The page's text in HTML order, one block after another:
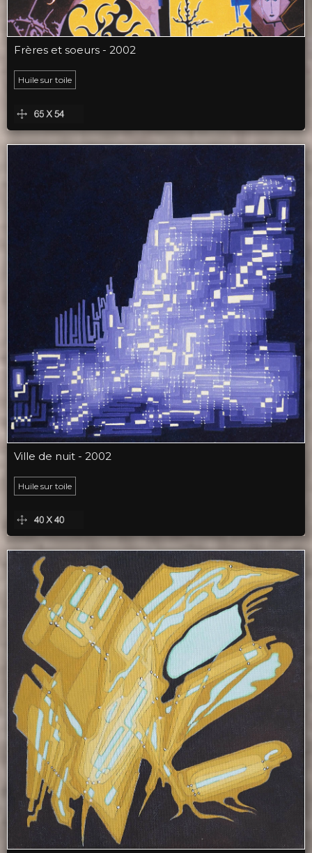
Frères et soeurs - 2002
Huile sur toile
Ville de nuit - 2002
Huile sur toile